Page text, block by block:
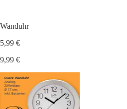
Wanduhr
5,99 €
9,99 €